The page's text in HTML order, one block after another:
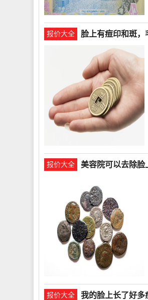
报价大全 脸上有痘印和斑，
报价大全 美容院可以去除脸
报价大全 我的脸上长了好多